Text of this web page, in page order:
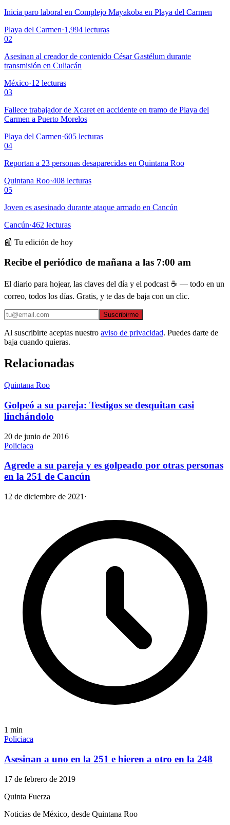
Inicia paro laboral en Complejo Mayakoba en Playa del Carmen
Playa del Carmen·1,994 lecturas
02
Asesinan al creador de contenido César Gastélum durante
transmisión en Culiacán
México·12 lecturas
03
Fallece trabajador de Xcaret en accidente en tramo de Playa del
Carmen a Puerto Morelos
Playa del Carmen·605 lecturas
04
Reportan a 23 personas desaparecidas en Quintana Roo
Quintana Roo·408 lecturas
05
Joven es asesinado durante ataque armado en Cancún
Cancún·462 lecturas
📰 Tu edición de hoy
Recibe el periódico de mañana a las 7:00 am
El diario para hojear, las claves del día y el podcast ☕ — todo en un
correo, todos los días. Gratis, y te das de baja con un clic.
Suscribirme
Al suscribirte aceptas nuestro aviso de privacidad. Puedes darte de
baja cuando quieras.
Relacionadas
Quintana Roo
Golpeó a su pareja: Testigos se desquitan casi
linchándolo
20 de junio de 2016
Policiaca
Agrede a su pareja y es golpeado por otras personas
en la 251 de Cancún
12 de diciembre de 2021 ·
1 min
Policiaca
Asesinan a uno en la 251 e hieren a otro en la 248
17 de febrero de 2019
Quinta Fuerza
Noticias de México, desde Quintana Roo